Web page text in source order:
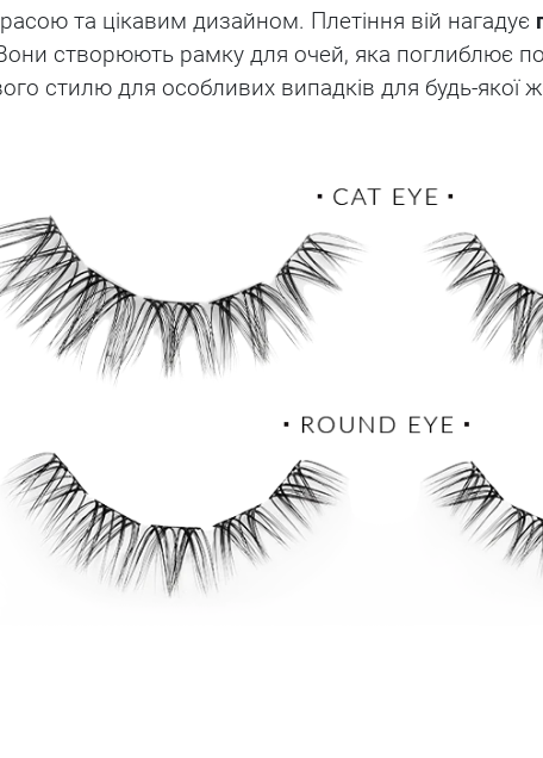
та цікавим дизайном. Плетіння вій нагадує
створюють рамку для очей, яка поглиблює
стилю для особливих випадків для будь-якої